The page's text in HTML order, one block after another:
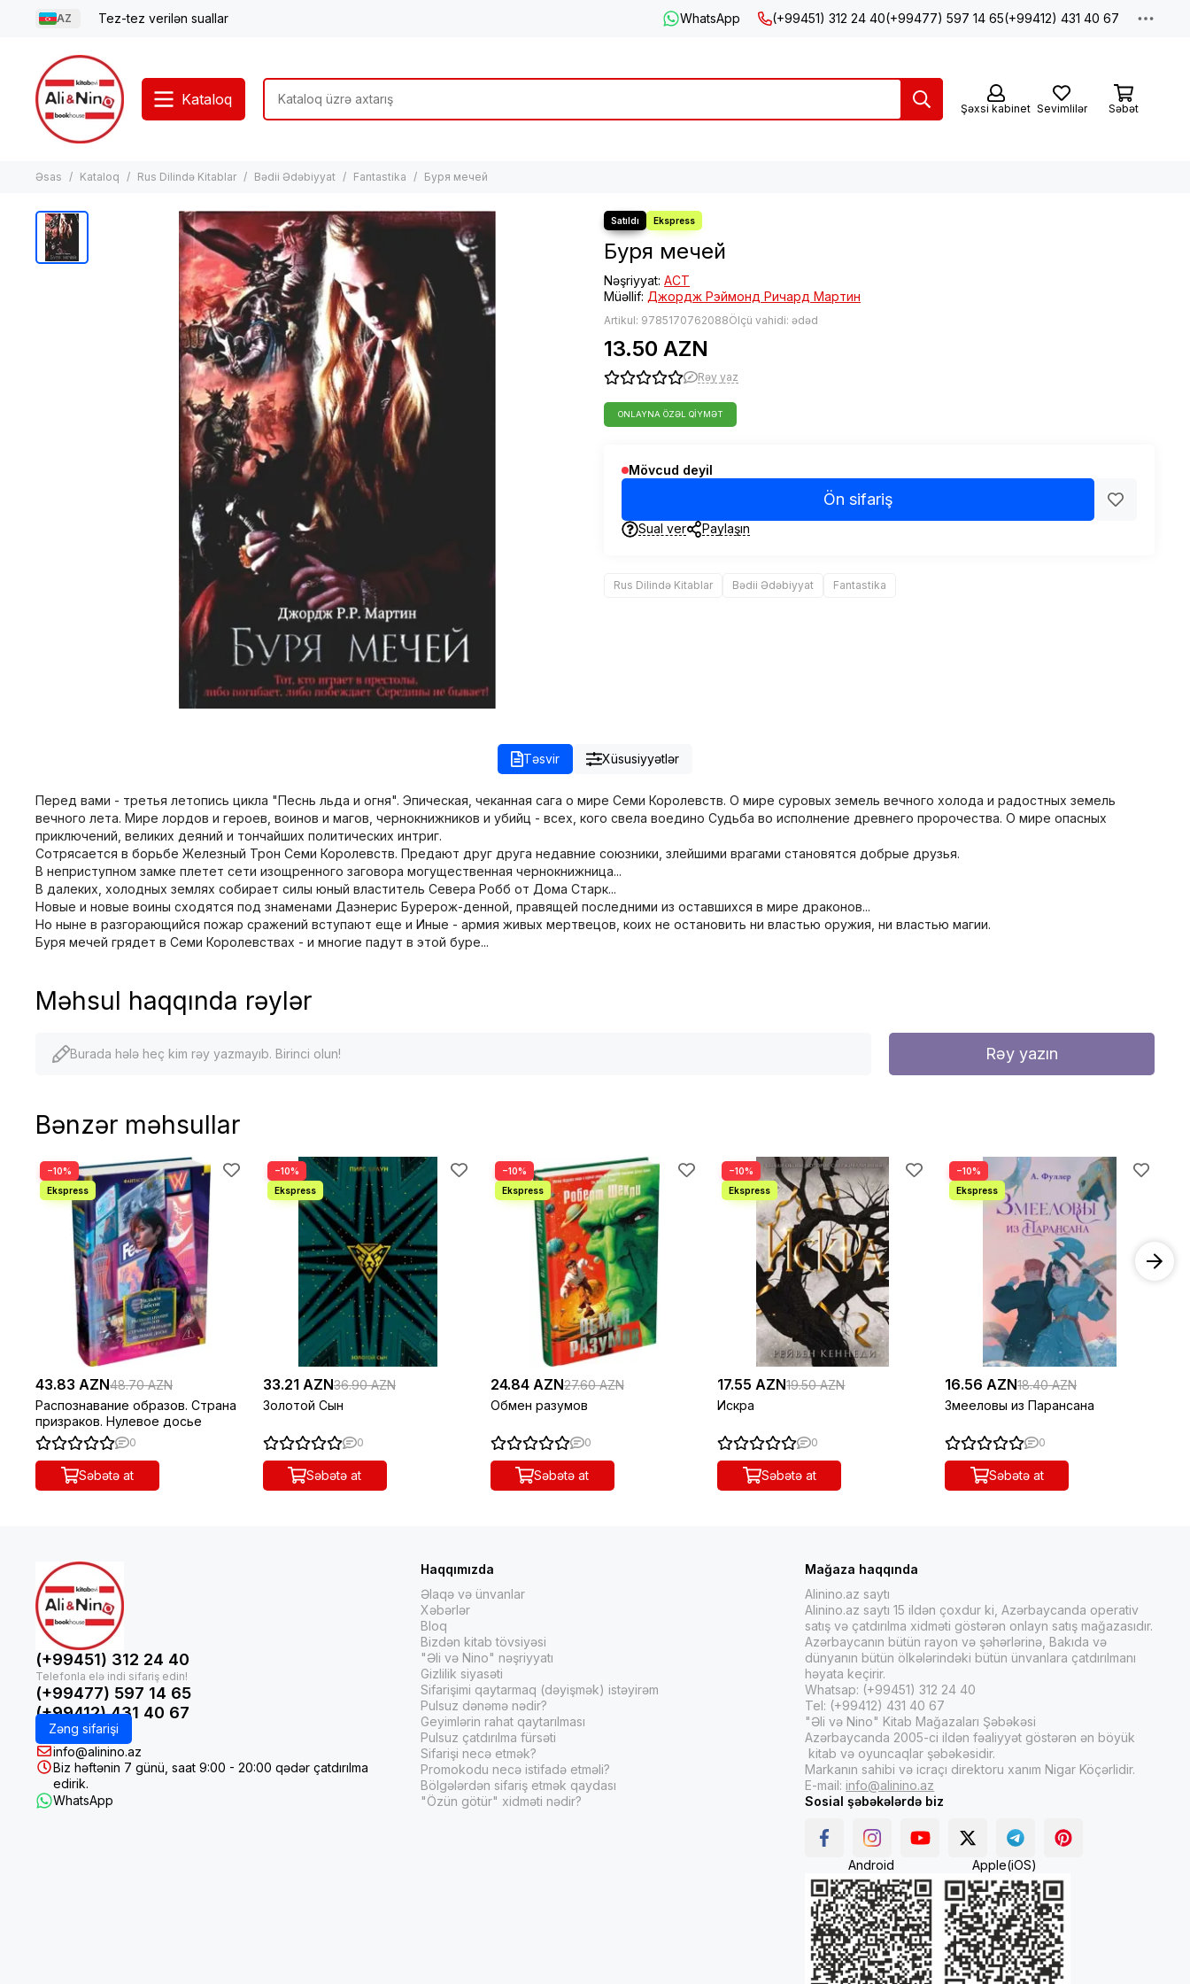
AZ Tez-tez verilən suallar WhatsApp (+99451) 312 24 40(+99477) 597 14 65(+99412) 431 40 67
Kataloq
Şəxsi kabinet Sevimlilər Səbət
Əsas Kataloq Rus Dilində Kitablar Bədii Ədəbiyyat Fantastika Буря мечей
Буря мечей
Nəşriyyat: АСТ
Müəllif: Джордж Рэймонд Ричард Мартин
Artikul: 9785170762088Ölçü vahidi: ədəd
13.50 AZN
Rəy yaz
ONLAYNA ÖZƏL QIYMƏT
Mövcud deyil
Ön sifariş
Sual ver Paylaşın
Rus Dilində Kitablar Bədii Ədəbiyyat Fantastika
Təsvir Xüsusiyyətlər
Перед вами - третья летопись цикла "Песнь льда и огня". Эпическая, чеканная сага о мире Семи Королевств. О мире суровых земель вечного холода и радостных земель
вечного лета. Мире лордов и героев, воинов и магов, чернокнижников и убийц - всех, кого свела воедино Судьба во исполнение древнего пророчества. О мире опасных
приключений, великих деяний и тончайших политических интриг.
Сотрясается в борьбе Железный Трон Семи Королевств. Предают друг друга недавние союзники, злейшими врагами становятся добрые друзья.
В неприступном замке плетет сети изощренного заговора могущественная чернокнижница...
В далеких, холодных землях собирает силы юный властитель Севера Робб от Дома Старк...
Новые и новые воины сходятся под знаменами Даэнерис Бурерож-денной, правящей последними из оставшихся в мире драконов...
Но ныне в разгорающийся пожар сражений вступают еще и Иные - армия живых мертвецов, коих не остановить ни властью оружия, ни властью магии.
Буря мечей грядет в Семи Королевствах - и многие падут в этой буре...
Məhsul haqqında rəylər
Burada hələ heç kim rəy yazmayıb. Birinci olun! Rəy yazın
Bənzər məhsullar
−10%
43.83 AZN48.70 AZN
Распознавание образов. Страна
призраков. Нулевое досье
0
Səbətə at
−10%
33.21 AZN36.90 AZN
Золотой Сын
0
Səbətə at
−10%
24.84 AZN27.60 AZN
Обмен разумов
0
Səbətə at
−10%
17.55 AZN19.50 AZN
Искра
0
Səbətə at
−10%
16.56 AZN18.40 AZN
Змееловы из Парансана
0
Səbətə at
(+99451) 312 24 40
(+99477) 597 14 65
(+99412) 431 40 67
Zəng sifarişi
info@alinino.az
Biz həftənin 7 günü, saat 9:00 - 20:00 qədər çatdırılma
edirik.
WhatsApp
Haqqımızda
Əlaqə və ünvanlar
Xəbərlər
Bloq
Bizdən kitab tövsiyəsi
"Əli və Nino" nəşriyyatı
Gizlilik siyasəti
Sifarişimi qaytarmaq (dəyişmək) istəyirəm
Pulsuz dənəmə nədir?
Geyimlərin rahat qaytarılması
Pulsuz çatdırılma fürsəti
Sifarişi necə etmək?
Promokodu necə istifadə etməli?
Bölgələrdən sifariş etmək qaydası
"Özün götür" xidməti nədir?
Mağaza haqqında
Alinino.az saytı
Alinino.az saytı 15 ildən çoxdur ki, Azərbaycanda operativ
satış və çatdırılma xidməti göstərən onlayn satış mağazasıdır.
Azərbaycanın bütün rayon və şəhərlərinə, Bakıda və
dünyanın bütün ölkələrindəki bütün ünvanlara çatdırılmanı
həyata keçirir.
Whatsap: (+99451) 312 24 40
Tel: (+99412) 431 40 67
"Əli və Nino" Kitab Mağazaları Şəbəkəsi
Azərbaycanda 2005-ci ildən fəaliyyət göstərən ən böyük
kitab və oyuncaqlar şəbəkəsidir.
Markanın sahibi və icraçı direktoru xanım Nigar Köçərlidir.
E-mail: info@alinino.az
Sosial şəbəkələrdə biz
Android Apple(iOS)